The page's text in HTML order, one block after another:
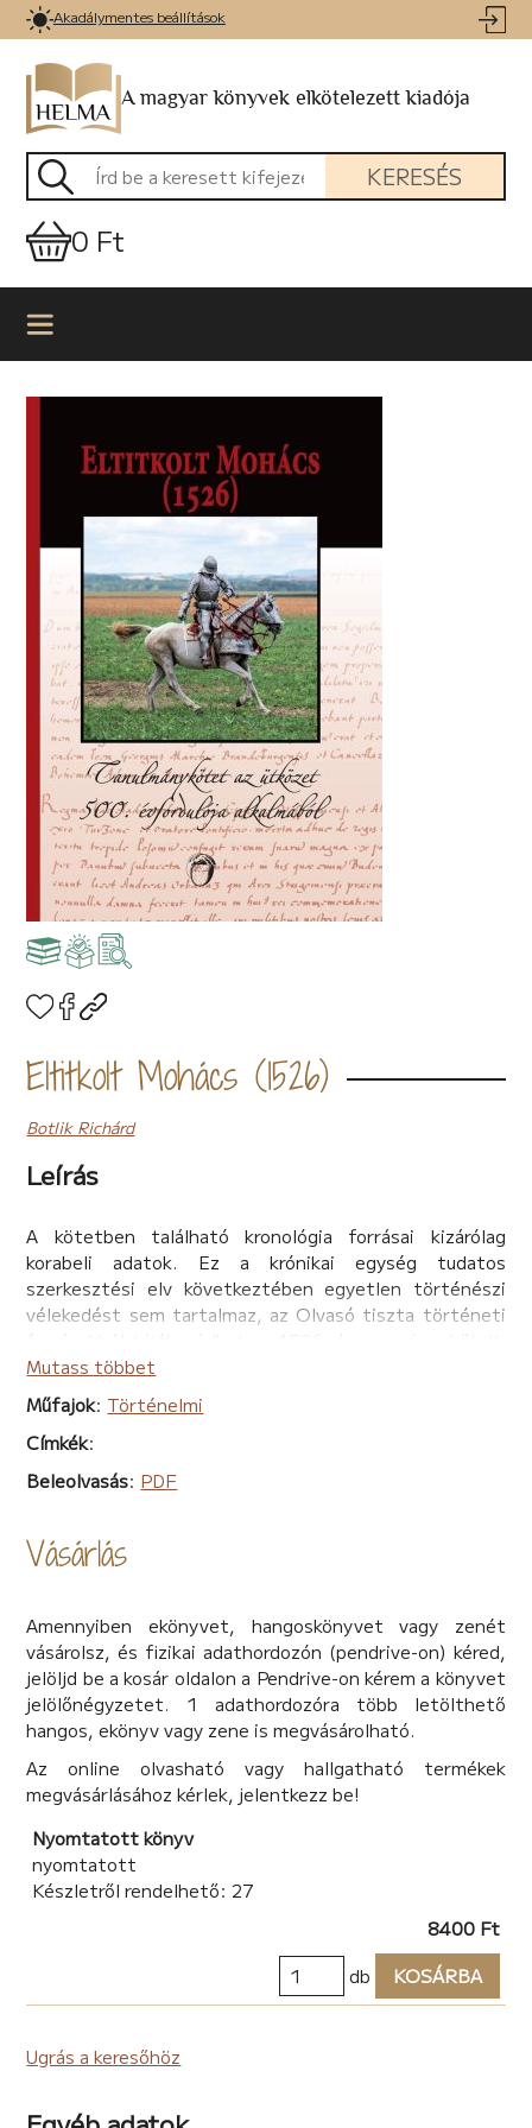
Akadálymentes beállítások
A magyar könyvek elkötelezett kiadója
KERESÉS
0 Ft
Eltitkolt Mohács (1526)
Botlik Richárd
Leírás
A kötetben található kronológia forrásai kizárólag
korabeli adatok. Ez a krónikai egység tudatos
szerkesztési elv következtében egyetlen történészi
vélekedést sem tartalmaz, az Olvasó tiszta történeti
Lajos serege összecsapott az oszmánokkal, azonban az
összegyűjthető cseh- és magyar sereg csupán egy
része harcolt 1526-ban. Hol voltak a nem harcoló
árnyékseregek és vezetőik? Miért nem csatlakoztak
időben II. Lajoshoz? Miért gondolta a magyar
hadvezetés, hogy a nyomasztó török túlerő dacára
kerülhetett sor a döntő összecsapásra? Mi történt a
vesztes csata utáni menekülés során? Miért nem
haláltól? Hogyan lehetséges az, hogy a több mázsás,
páncélozott lova alá szorult király testét ötven nap
után is „romlatlannak” látta a megtalálásról írott
jelentés szerzője, miközben a ló minden bizonnyal
küzdött, rúgkapált az életéért, és a sérülésmentesnek
leírt, állítólagos királyi holttest végül nem is az eredeti
közegből, hanem egy friss sírdomb alól került elő?
Csupa rejtély és titok, amelyről egyrészt már a kor
embere sem mert vagy tudott nyilatkozni, hiszen
elképzelhető, arra is ügyelnie kellett, hogy a
tekintélyes hatalommal rendelkező túlélők közt ő maga
apró történeti morzsák, beszámolók, adatok és
jelentések, elfeledett térképrészletek vihetnek
közelebb a valósághoz, és segíthetnek feloldani az 500
Mutass többet
Műfajok: Történelmi
Címkék:
Beleolvasás: PDF
Vásárlás
Amennyiben ekönyvet, hangoskönyvet vagy zenét
vásárolsz, és fizikai adathordozón (pendrive-on) kéred,
jelöljd be a kosár oldalon a Pendrive-on kérem a könyvet
jelölőnégyzetet. 1 adathordozóra több letölthető
hangos, ekönyv vagy zene is megvásárolható.
Az online olvasható vagy hallgatható termékek
megvásárlásához kérlek, jelentkezz be!
Nyomtatott könyv
nyomtatott
Készletről rendelhető: 27
8400 Ft
db
KOSÁRBA
Ugrás a keresőhöz